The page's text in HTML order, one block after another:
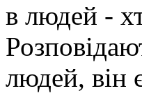
в людей -
людей, він